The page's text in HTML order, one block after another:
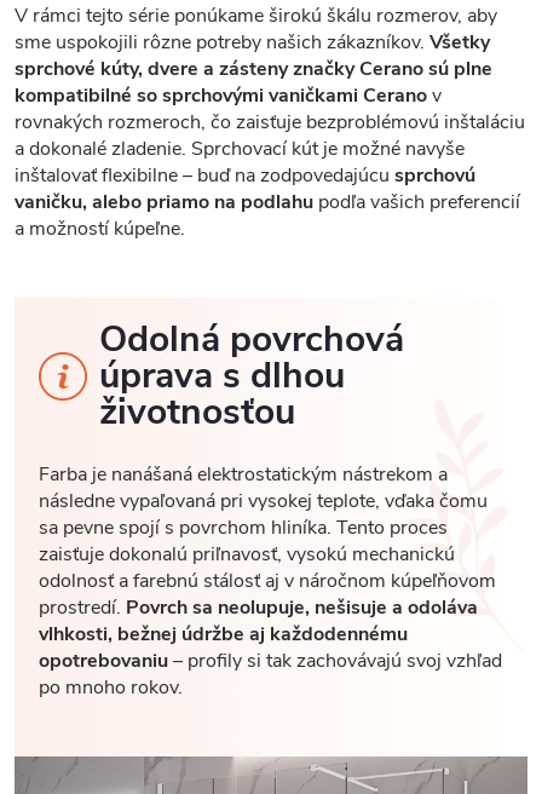
V rámci tejto série ponúkame širokú škálu rozmerov, aby
sme uspokojili rôzne potreby našich zákazníkov. Všetky
sprchové kúty, dvere a zásteny značky Cerano sú plne
kompatibilné so sprchovými vaničkami Ceranov
rovnakých rozmeroch, čo zaisťuje bezproblémovú inštaláciu
a dokonalé zladenie. Sprchovací kút je možné navyše
inštalovať flexibilne – buď na zodpovedajúcu sprchovú
vaničku, alebo priamo na podlahu podľa vašich preferencií
a možností kúpeľne.
Odolná povrchová
úprava s dlhou
životnosťou
Farba je nanášaná elektrostatickým nástrekom a
následne vypaľovaná pri vysokej teplote, vďaka čomu
sa pevne spojí s povrchom hliníka. Tento proces
zaisťuje dokonalú priľnavosť, vysokú mechanickú
odolnosť a farebnú stálosť aj v náročnom kúpeľňovom
prostredí. Povrch sa neolupuje, nešisuje a odoláva
vlhkosti, bežnej údržbe aj každodennému
opotrebovaniu– profily si tak zachovávajú svoj vzhľad
po mnoho rokov.